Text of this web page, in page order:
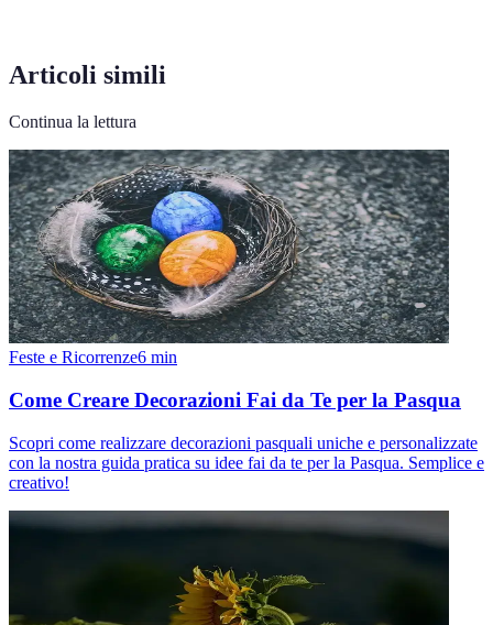
Articoli simili
Continua la lettura
Feste e Ricorrenze6 min
Come Creare Decorazioni Fai da Te per la Pasqua
Scopri come realizzare decorazioni pasquali uniche e personalizzate
con la nostra guida pratica su idee fai da te per la Pasqua. Semplice e
creativo!